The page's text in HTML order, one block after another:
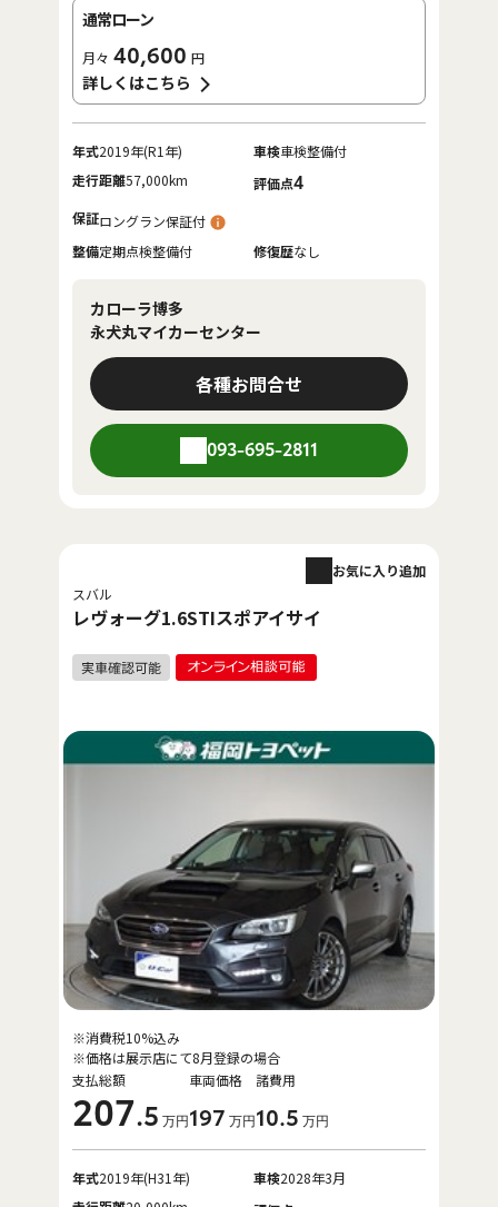
通常ローン
月々 40,600 円
詳しくはこちら
年式2019年(R1年) 車検車検整備付
走行距離57,000km 評価点4
保証ロングラン保証付
整備定期点検整備付 修復歴なし
カローラ博多
永犬丸マイカーセンター
各種お問合せ
093-695-2811
スバル
レヴォーグ1.6STIスポアイサイ
お気に入り追加
支払総額
207.5 万円
車両価格
197 万円
諸費用
10.5 万円
※消費税10%込み
※価格は展示店にて8月登録の場合
年式2019年(H31年) 車検2028年3月